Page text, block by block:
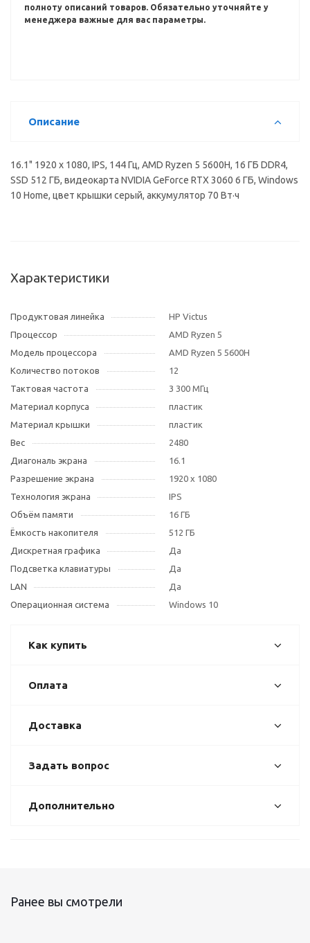
полноту описаний товаров. Обязательно уточняйте у
менеджера важные для вас параметры.
Описание
16.1" 1920 x 1080, IPS, 144 Гц, AMD Ryzen 5 5600H, 16 ГБ DDR4,
SSD 512 ГБ, видеокарта NVIDIA GeForce RTX 3060 6 ГБ, Windows
10 Home, цвет крышки серый, аккумулятор 70 Вт·ч
Характеристики
Продуктовая линейка
HP Victus
Процессор
AMD Ryzen 5
Модель процессора
AMD Ryzen 5 5600H
Количество потоков
12
Тактовая частота
3 300 МГц
Материал корпуса
пластик
Материал крышки
пластик
Вес
2480
Диагональ экрана
16.1
Разрешение экрана
1920 x 1080
Технология экрана
IPS
Объём памяти
16 ГБ
Ёмкость накопителя
512 ГБ
Дискретная графика
Да
Подсветка клавиатуры
Да
LAN
Да
Операционная система
Windows 10
Как купить
Оплата
Доставка
Задать вопрос
Дополнительно
Ранее вы смотрели